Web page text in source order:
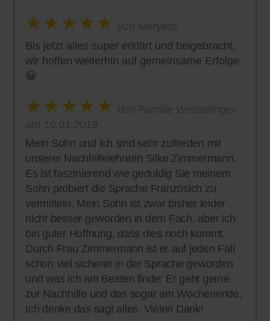
Bis jetzt alles super erklärt und beigebracht,
wir hoffen weiterhin auf gemeinsame Erfolge.
😀
Mein Sohn und ich sind sehr zufrieden mit
unserer Nachhilfelehrerin Silke Zimmermann.
Es ist faszinierend wie geduldig Sie meinem
Sohn probiert die Sprache Französich zu
vermitteln. Mein Sohn ist zwar bisher leider
nicht besser geworden in dem Fach, aber ich
bin guter Hoffnung, dass dies noch kommt.
Durch Frau Zimmermann ist er auf jeden Fall
schon viel sicherer in der Sprache geworden
und was ich am Besten finde: Er geht gerne
zur Nachhilfe und das sogar am Wochenende.
Ich denke das sagt alles. Vielen Dank!